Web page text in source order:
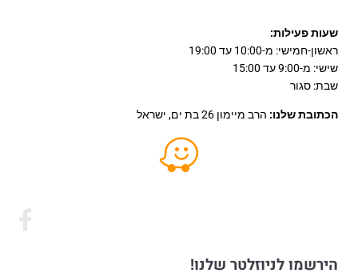
שעות פעילות:
ראשון-חמישי: מ-10:00 עד 19:00
שישי: מ-9:00 עד 15:00
שבת: סגור
הכתובת שלנו: הרב מיימון 26 בת ים, ישראל
הירשמו לניוזלטר שלנו!